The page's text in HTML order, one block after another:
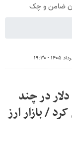
در چند
کرد / بازار ارز